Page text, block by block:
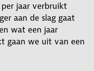
jaar verbruikt
aan de slag gaat
wat een jaar
gaan we uit van een